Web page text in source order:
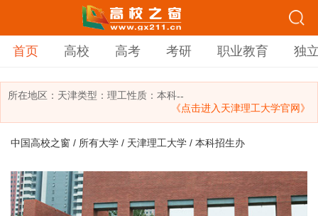
首页 高校 高考 考研 职业教育 独
所在地区： 天津类型： 理工性质：本科--
《点击进入天津理工大学官网》
中国高校之窗 / 所有大学 / 天津理工大学 / 本科招生办